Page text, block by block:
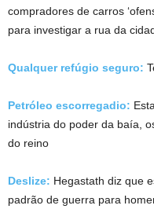
compradores de carros
para investigar a rua da
Qualquer refúgio seguro:
Petróleo escorregadio:
indústria do poder da baía,
do reino
Deslize: Hegastath diz que
padrão de guerra para